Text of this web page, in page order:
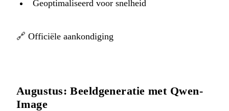
Geoptimaliseerd voor snelheid
🔗 Officiële aankondiging
Augustus: Beeldgeneratie met Qwen-
Image